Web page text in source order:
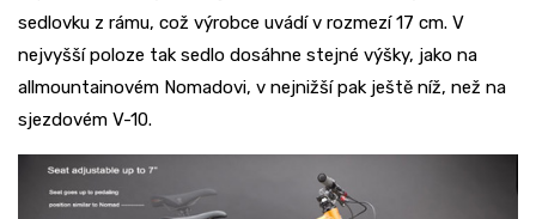
sedlovku z rámu, což výrobce uvádí v rozmezí 17 cm. V
nejvyšší poloze tak sedlo dosáhne stejné výšky, jako na
allmountainovém Nomadovi, v nejnižší pak ještě níž, než na
sjezdovém V-10.